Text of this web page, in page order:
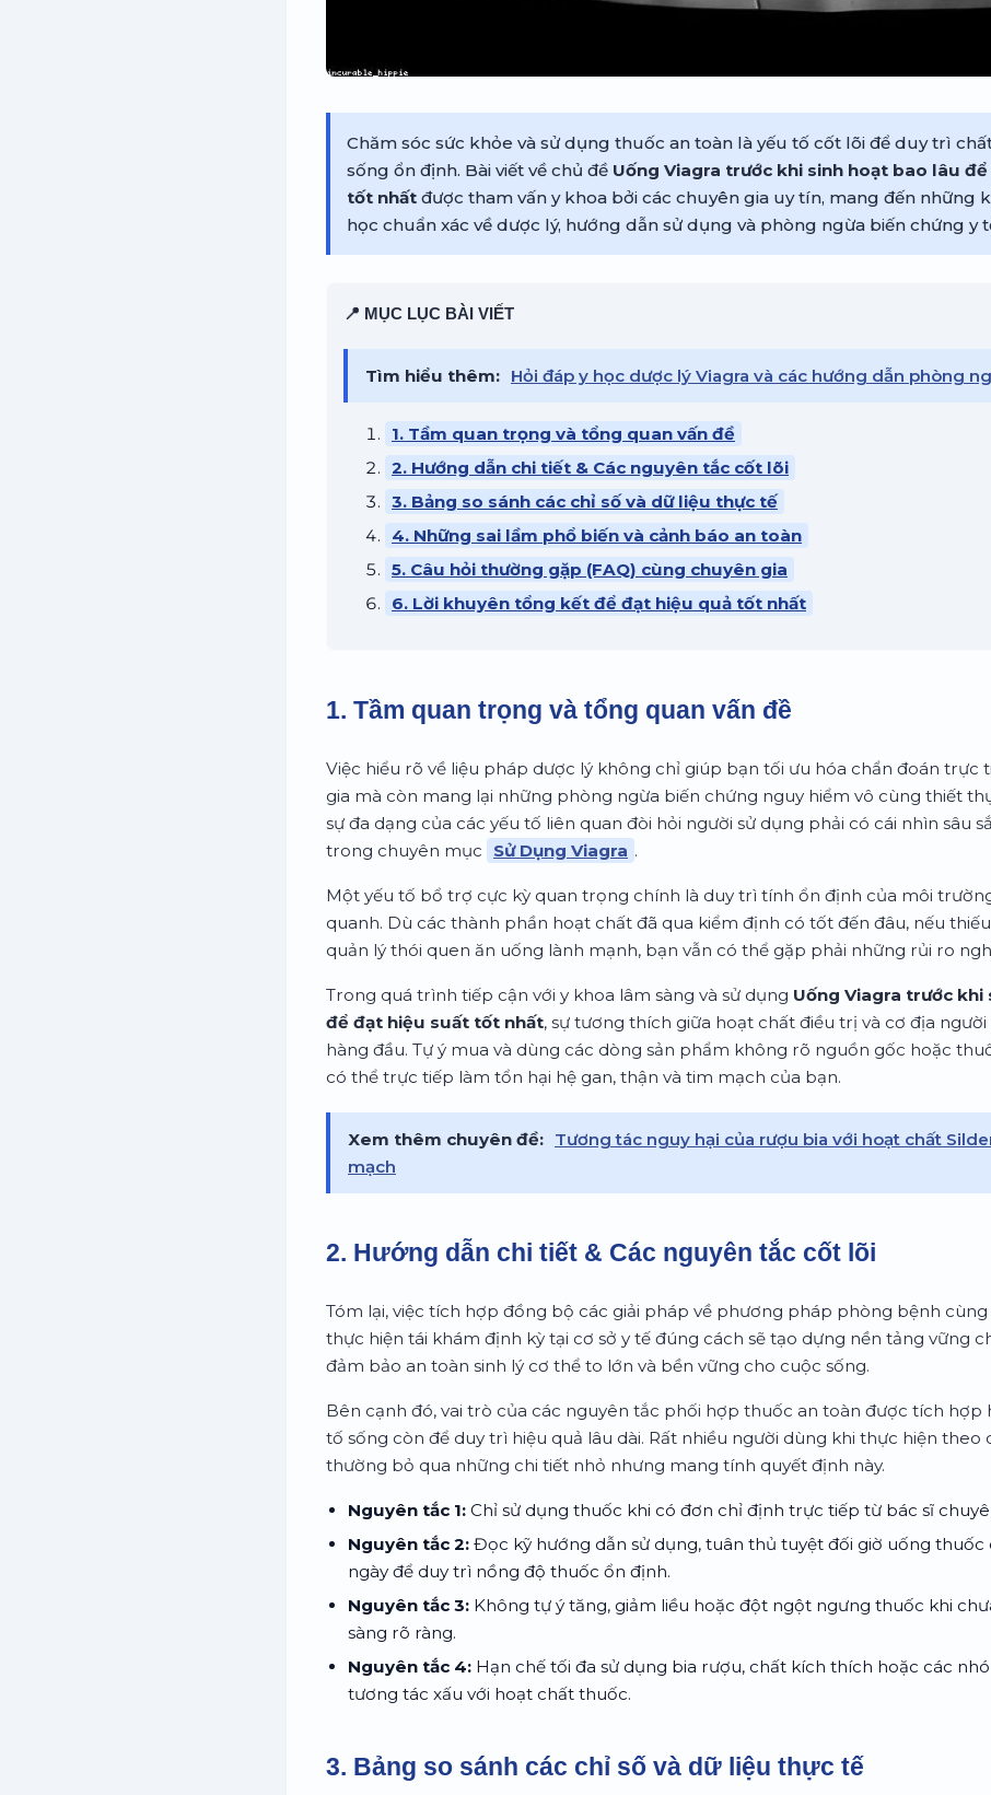
Chăm sóc sức khỏe và sử dụng thuốc an toàn là yếu tố cốt lõi để duy trì
sống ổn định. Bài viết về chủ đề Uống Viagra trước khi sinh hoạt bao lâu
tốt nhất được tham vấn y khoa bởi các chuyên gia uy tín, mang đến những
học chuẩn xác về dược lý, hướng dẫn sử dụng và phòng ngừa biến chứng y
📍 MỤC LỤC BÀI VIẾT
Tìm hiểu thêm: Hỏi đáp y học dược lý Viagra và các hướng dẫn phòng
1. Tầm quan trọng và tổng quan vấn đề
2. Hướng dẫn chi tiết & Các nguyên tắc cốt lõi
3. Bảng so sánh các chỉ số và dữ liệu thực tế
4. Những sai lầm phổ biến và cảnh báo an toàn
5. Câu hỏi thường gặp (FAQ) cùng chuyên gia
6. Lời khuyên tổng kết để đạt hiệu quả tốt nhất
1. Tầm quan trọng và tổng quan vấn đề
Việc hiểu rõ về liệu pháp dược lý không chỉ giúp bạn tối ưu hóa chẩn đoán trực
gia mà còn mang lại những phòng ngừa biến chứng nguy hiểm vô cùng thiết
sự đa dạng của các yếu tố liên quan đòi hỏi người sử dụng phải có cái nhìn sâu
trong chuyên mục
Sử Dụng Viagra .
Một yếu tố bổ trợ cực kỳ quan trọng chính là duy trì tính ổn định của môi
quanh. Dù các thành phần hoạt chất đã qua kiểm định có tốt đến đâu, nếu
quản lý thói quen ăn uống lành mạnh, bạn vẫn có thể gặp phải những rủi ro
Trong quá trình tiếp cận với y khoa lâm sàng và sử dụng Uống Viagra trước khi
để đạt hiệu suất tốt nhất, sự tương thích giữa hoạt chất điều trị và cơ địa
hàng đầu. Tự ý mua và dùng các dòng sản phẩm không rõ nguồn gốc hoặc
có thể trực tiếp làm tổn hại hệ gan, thận và tim mạch của bạn.
Xem thêm chuyên đề: Tương tác nguy hại của rượu bia với hoạt chất
mạch
2. Hướng dẫn chi tiết & Các nguyên tắc cốt lõi
Tóm lại, việc tích hợp đồng bộ các giải pháp về phương pháp phòng bệnh cùng
thực hiện tái khám định kỳ tại cơ sở y tế đúng cách sẽ tạo dựng nền tảng vững
đảm bảo an toàn sinh lý cơ thể to lớn và bền vững cho cuộc sống.
Bên cạnh đó, vai trò của các nguyên tắc phối hợp thuốc an toàn được tích hợp
tố sống còn để duy trì hiệu quả lâu dài. Rất nhiều người dùng khi thực hiện theo
thường bỏ qua những chi tiết nhỏ nhưng mang tính quyết định này.
Nguyên tắc 1: Chỉ sử dụng thuốc khi có đơn chỉ định trực tiếp từ bác sĩ
Nguyên tắc 2: Đọc kỹ hướng dẫn sử dụng, tuân thủ tuyệt đối giờ uống
ngày để duy trì nồng độ thuốc ổn định.
Nguyên tắc 3: Không tự ý tăng, giảm liều hoặc đột ngột ngưng thuốc khi
sàng rõ ràng.
Nguyên tắc 4: Hạn chế tối đa sử dụng bia rượu, chất kích thích hoặc các
tương tác xấu với hoạt chất thuốc.
3. Bảng so sánh các chỉ số và dữ liệu thực tế